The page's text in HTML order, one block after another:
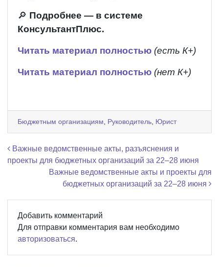
🔎 Подробнее — в системе
КонсультантПлюс.
Читать материал полностью (есть К+)
Читать материал полностью (нет К+)
Бюджетным организациям Руководитель Юрист
Навигация по записям
Важные ведомственные акты, разъяснения и
проекты для бюджетных организаций за 22–28 июня
Важные ведомственные акты и проекты для
бюджетных организаций за 22–28 июня
Добавить комментарий
Для отправки комментария вам необходимо
авторизоваться.